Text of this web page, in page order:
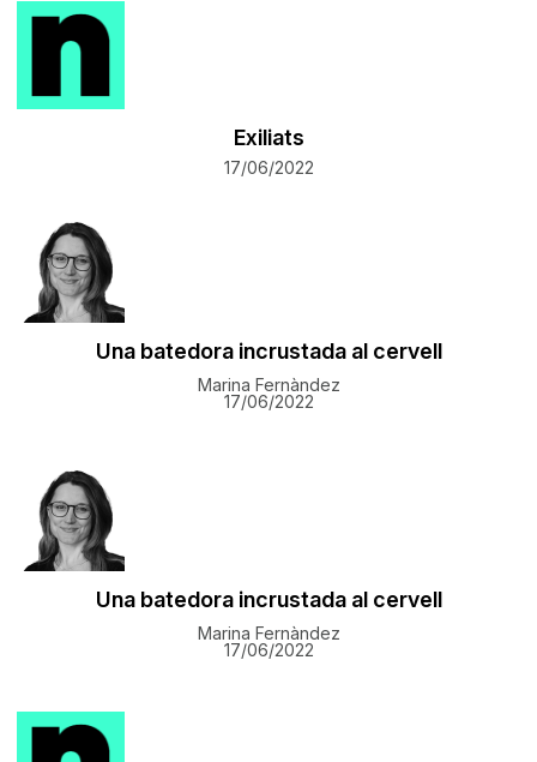
Exiliats
17/06/2022
Una batedora incrustada al cervell
Marina Fernàndez
17/06/2022
Una batedora incrustada al cervell
Marina Fernàndez
17/06/2022